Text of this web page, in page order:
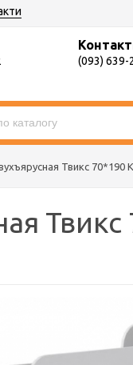
(093) 639-
Твикс 70*190